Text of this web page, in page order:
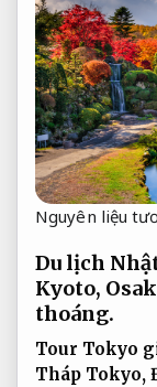
Nguyên liệu
Du lịch
Kyoto,
thoáng.
Tour Tokyo
Tháp Tokyo,